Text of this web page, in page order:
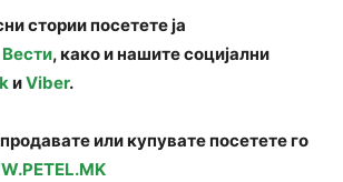
стории посетете ја
, како и нашите социјални
иViber.
или купувате посетете го